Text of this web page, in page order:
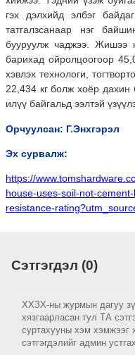
гэх дэлхийд элбэг
татгалзсанаар нэг
бууруулж чаджээ. Жишээ
барихад ойролцоогоор
хэвлэх технологи,
22,434 кг болж хоёр дахин
илүү байгальд ээлтэй
Орчуулсан: Г.Энхгэрэл
Эх сурвалж:
https://
house-uses-soil-not-
resistance-
Сэтгэгдэл (0)
ХХЗХ-ны журмын дагуу
хязгаарласан тул ТА
суртахууны хэм хэмжээг
сэтгэгдэлийг админ